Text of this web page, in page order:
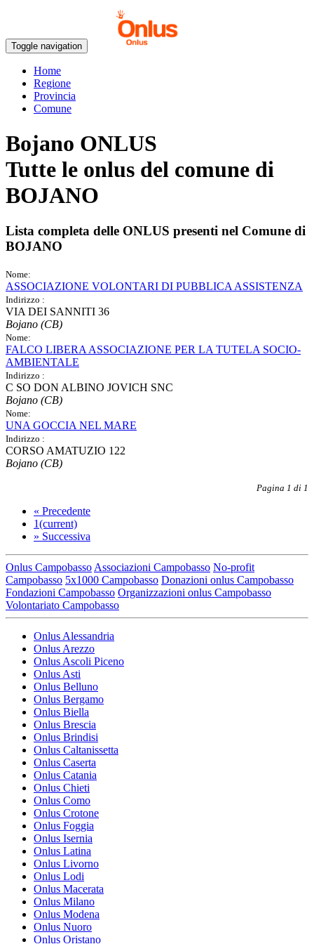
Toggle navigation
Home
Regione
Provincia
Comune
Bojano ONLUS
Tutte le onlus del comune di
BOJANO
Lista completa delle ONLUS presenti nel Comune di
BOJANO
Nome:
ASSOCIAZIONE VOLONTARI DI PUBBLICA ASSISTENZA
Indirizzo :
VIA DEI SANNITI 36
Bojano (CB)
Nome:
FALCO LIBERA ASSOCIAZIONE PER LA TUTELA SOCIO-
AMBIENTALE
Indirizzo :
C SO DON ALBINO JOVICH SNC
Bojano (CB)
Nome:
UNA GOCCIA NEL MARE
Indirizzo :
CORSO AMATUZIO 122
Bojano (CB)
Pagina 1 di 1
« Precedente
1(current)
» Successiva
Onlus Campobasso Associazioni Campobasso No-profit
Campobasso 5x1000 Campobasso Donazioni onlus Campobasso
Fondazioni Campobasso Organizzazioni onlus Campobasso
Volontariato Campobasso
Onlus Alessandria
Onlus Arezzo
Onlus Ascoli Piceno
Onlus Asti
Onlus Belluno
Onlus Bergamo
Onlus Biella
Onlus Brescia
Onlus Brindisi
Onlus Caltanissetta
Onlus Caserta
Onlus Catania
Onlus Chieti
Onlus Como
Onlus Crotone
Onlus Foggia
Onlus Isernia
Onlus Latina
Onlus Livorno
Onlus Lodi
Onlus Macerata
Onlus Milano
Onlus Modena
Onlus Nuoro
Onlus Oristano